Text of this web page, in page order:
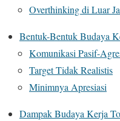
Overthinking di Luar
Bentuk-Bentuk Budaya
Komunikasi Pasif-
Target Tidak Realistis
Minimnya Apresiasi
Dampak Budaya Kerja